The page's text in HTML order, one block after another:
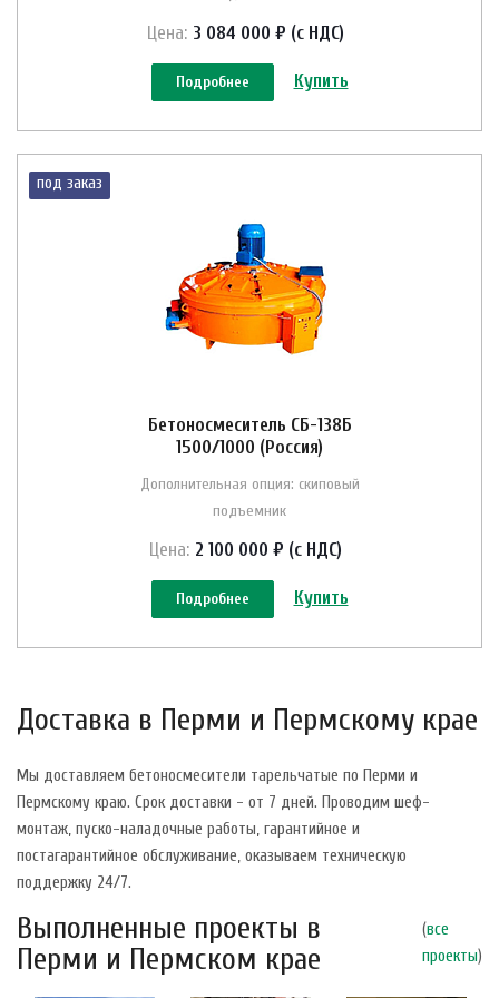
Цена: 3 084 000 ₽ (с НДС)
Подробнее Купить
под заказ
Бетоносмеситель СБ-138Б
1500/1000 (Россия)
Дополнительная опция: скиповый
подъемник
Цена: 2 100 000 ₽ (с НДС)
Подробнее Купить
Доставка в Перми и Пермскому крае
Мы доставляем бетоносмесители тарельчатые по Перми и
Пермскому краю. Срок доставки - от 7 дней. Проводим шеф-
монтаж, пуско-наладочные работы, гарантийное и
постагарантийное обслуживание, оказываем техническую
поддержку 24/7.
Выполненные проекты в
Перми и Пермском крае
(все
проекты)